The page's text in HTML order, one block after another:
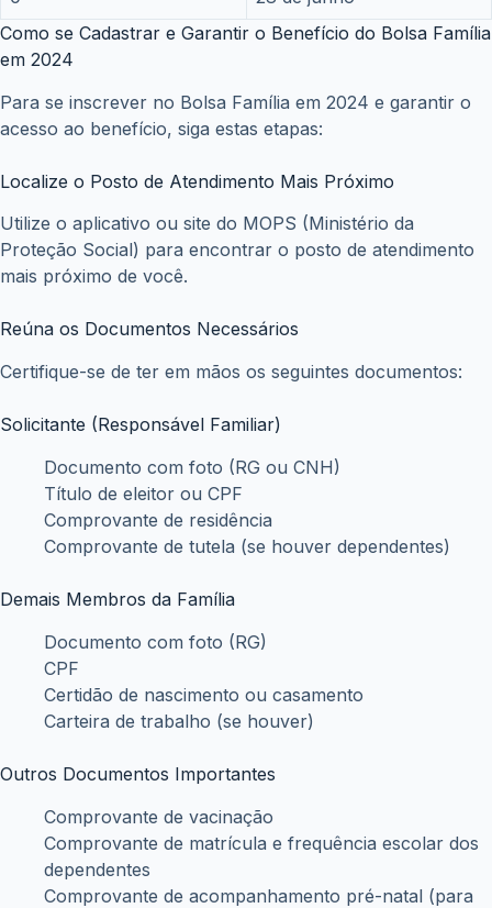
Como se Cadastrar e Garantir o Benefício do Bolsa Família
em 2024
Para se inscrever no Bolsa Família em 2024 e garantir o
acesso ao benefício, siga estas etapas:
Localize o Posto de Atendimento Mais Próximo
Utilize o aplicativo ou site do MOPS (Ministério da
Proteção Social) para encontrar o posto de atendimento
mais próximo de você.
Reúna os Documentos Necessários
Certifique-se de ter em mãos os seguintes documentos:
Solicitante (Responsável Familiar)
Documento com foto (RG ou CNH)
Título de eleitor ou CPF
Comprovante de residência
Comprovante de tutela (se houver dependentes)
Demais Membros da Família
Documento com foto (RG)
CPF
Certidão de nascimento ou casamento
Carteira de trabalho (se houver)
Outros Documentos Importantes
Comprovante de vacinação
Comprovante de matrícula e frequência escolar dos
dependentes
Comprovante de acompanhamento pré-natal (para